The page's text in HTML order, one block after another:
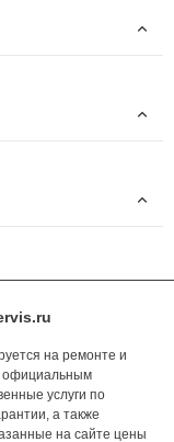
на ремонте и
официальным
услуги по
а также
на сайте цены